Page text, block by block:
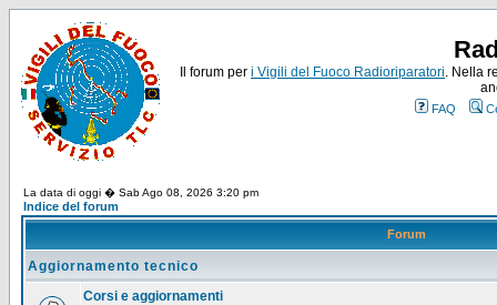
Il forum per i Vigili del Fuoco Radioriparatori. Nella
FAQ
La data di oggi � Sab Ago 08, 2026 3:20 pm
Indice del forum
Forum
Aggiornamento tecnico
Corsi e aggiornamenti